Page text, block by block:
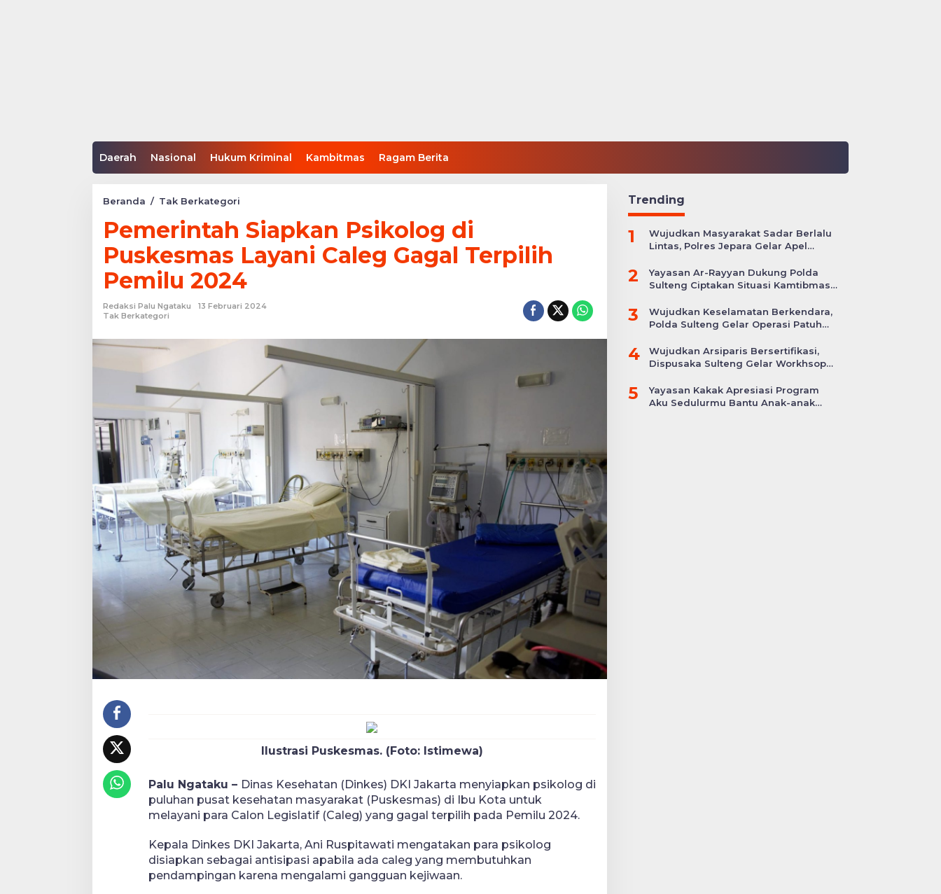
Daerah Nasional Hukum Kriminal Kambitmas Ragam Berita
Beranda / Tak Berkategori
Psikolog
di
Puskesmas
Layani
Caleg
Gagal
Terpilih
Pemerintah Siapkan Psikolog di
Puskesmas Layani Caleg Gagal Terpilih
Pemilu 2024
Redaksi Palu Ngataku
13 Februari 2024
Tak Berkategori
Ilustrasi Puskesmas. (Foto: Istimewa)
Palu Ngataku – Dinas Kesehatan (Dinkes) DKI Jakarta menyiapkan psikolog di
puluhan pusat kesehatan masyarakat (Puskesmas) di Ibu Kota untuk
melayani para Calon Legislatif (Caleg) yang gagal terpilih pada Pemilu 2024.
Kepala Dinkes DKI Jakarta, Ani Ruspitawati mengatakan para psikolog
disiapkan sebagai antisipasi apabila ada caleg yang membutuhkan
pendampingan karena mengalami gangguan kejiwaan.
Trending
1
Wujudkan Masyarakat Sadar Berlalu
Lintas, Polres Jepara Gelar Apel
2
Yayasan Ar-Rayyan Dukung Polda
Sulteng Ciptakan Situasi Kamtibmas
3
Wujudkan Keselamatan Berkendara,
Polda Sulteng Gelar Operasi Patuh
4
Wujudkan Arsiparis Bersertifikasi,
Dispusaka Sulteng Gelar Workhsop
5
Yayasan Kakak Apresiasi Program
Aku Sedulurmu Bantu Anak-anak